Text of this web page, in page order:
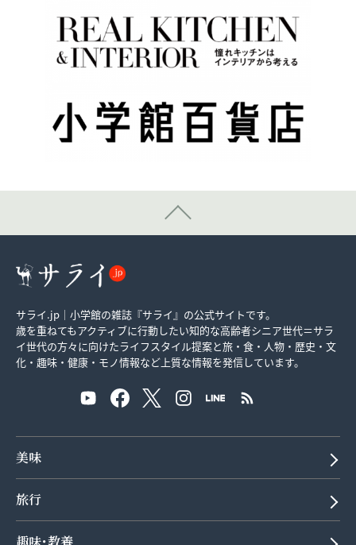
サライ.jp｜小学館の雑誌『サライ』の公式サイトです。
歳を重ねてもアクティブに行動したい知的な高齢者シニア世代＝サラ
イ世代の方々に向けたライフスタイル提案と旅・食・人物・歴史・文
化・趣味・健康・モノ情報など上質な情報を発信しています。
美味
旅行
趣味･教養